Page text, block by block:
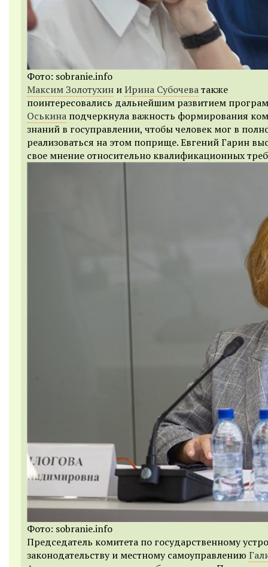
Фото: sobranie.info
Максим Золотухин иИрина Субочеватакже
поинтересовались дальнейшим развитием
Оськина подчеркнула важность формирования
знаний в госуправлении, чтобы человек мог в
реализоваться на этом поприще. Евгений Гарин
свое мнение относительно квалификационных
Фото: sobranie.info
Председатель комитета по государственному
законодательству и местному самоуправлению